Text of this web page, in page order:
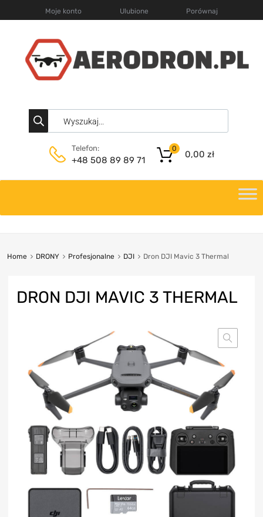
Moje konto Ulubione Porównaj
Telefon:
+48 508 89 89 71
0,00 zł
0
Home DRONY Profesjonalne DJI Dron DJI Mavic 3 Thermal
DRON DJI MAVIC 3 THERMAL